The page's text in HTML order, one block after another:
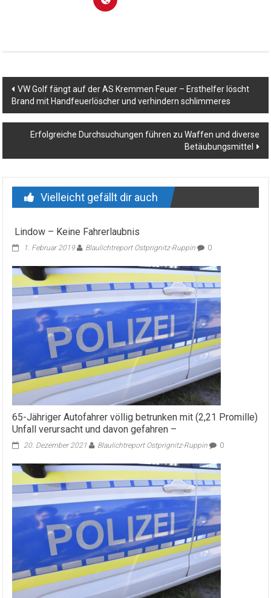
Beitragsnavigation
VW Golf fängt auf der AS Kremmen Feuer – Ersthelfer löscht
Brand mit Handfeuerlöscher und verhindern schlimmeres
Erfolgreiche Durchsuchungen führen zu Waffen und diverse
Betäubungsmittel
Vielleicht gefällt dir auch
Lindow – Keine Fahrerlaubnis
1. Februar 2019 Blaulichtreport Ostprignitz-Ruppin 0
65-Jähriger Autofahrer völlig betrunken mit (2,21 Promille)
Unfall verursacht und davon gefahren –
20. Dezember 2021 Blaulichtreport Ostprignitz-Ruppin 0